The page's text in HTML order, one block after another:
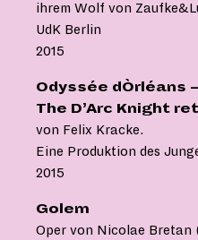
ihrem Wolf von
UdK Berlin
2015
Odyssée dÒrléans –
The D’Arc Knight
von Felix Kracke.
Eine Produktion des
2015
Golem
Oper von Nicolae Bretan